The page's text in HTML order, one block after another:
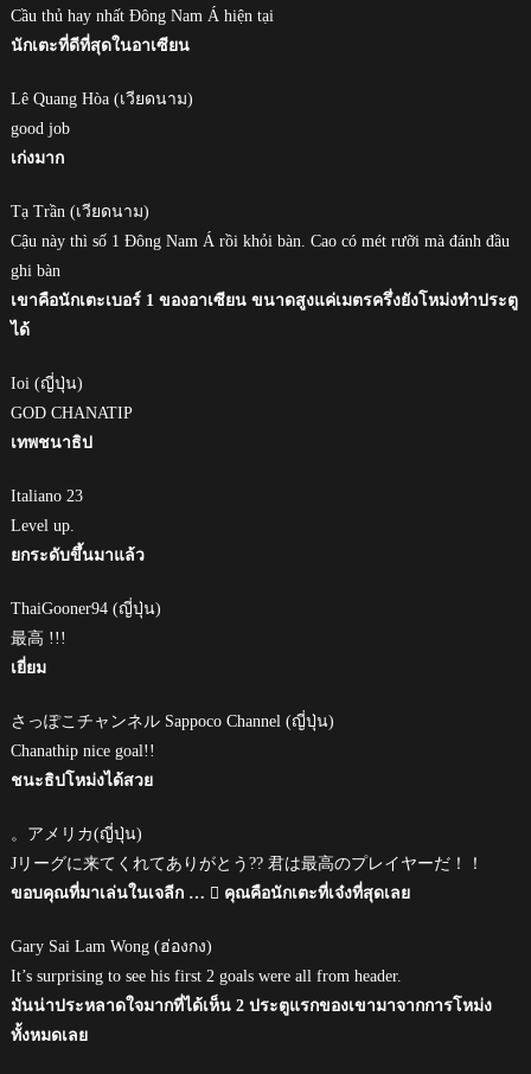
Cầu thủ hay nhất Đông Nam Á hiện tại
นักเตะที่ดีที่สุดในอาเซียน
Lê Quang Hòa (เวียดนาม)
good job
เก่งมาก
Tạ Trần (เวียดนาม)
Cậu này thì số 1 Đông Nam Á rồi khỏi bàn. Cao có mét rưỡi mà đánh đầu
ghi bàn
เขาคือนักเตะเบอร์ 1 ของอาเซียน ขนาดสูงแค่เมตรครึ่งยังโหม่งทำประตู
ได้
Ioi (ญี่ปุ่น)
GOD CHANATIP
เทพชนาธิป
Italiano 23
Level up.
ยกระดับขึ้นมาแล้ว
ThaiGooner94 (ญี่ปุ่น)
最高 !!!
เยี่ยม
さっぽこチャンネル Sappoco Channel (ญี่ปุ่น)
Chanathip nice goal!!
ชนะธิปโหม่งได้สวย
。アメリカ(ญี่ปุ่น)
Jリーグに来てくれてありがとう?? 君は最高のプレイヤーだ！！
ขอบคุณที่มาเล่นในเจลีก …  คุณคือนักเตะที่เจ๋งที่สุดเลย
Gary Sai Lam Wong (ฮ่องกง)
It’s surprising to see his first 2 goals were all from header.
มันน่าประหลาดใจมากที่ได้เห็น 2 ประตูแรกของเขามาจากการโหม่ง
ทั้งหมดเลย